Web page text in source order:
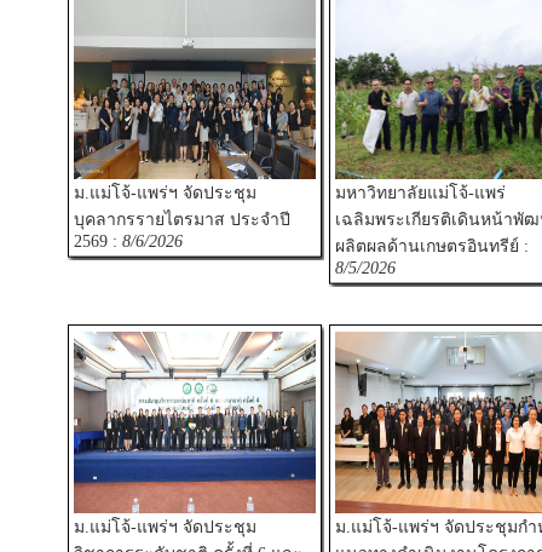
ม.แม่โจ้-แพร่ฯ จัดประชุม
บุคลากรรายไตรมาส ประจำปี
2569 : 8/6/2026
มหาวิทยาลัยแม่โจ้-แพร่
เฉลิมพระเกียรติเดินหน้าพั
ผลิตผลด้านเกษตรอินทรีย์ :
8/5/2026
ม.แม่โจ้-แพร่ฯ จัดประชุม
ม.แม่โจ้-แพร่ฯ จัดประชุมก